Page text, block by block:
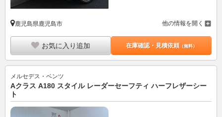
鹿児島県鹿児島市 他の情報を開く
お気に入り追加 在庫確認・見積依頼（無料）
メルセデス・ベンツ
Aクラス A180 スタイル レーダーセーフティ ハーフレザーシー
ト